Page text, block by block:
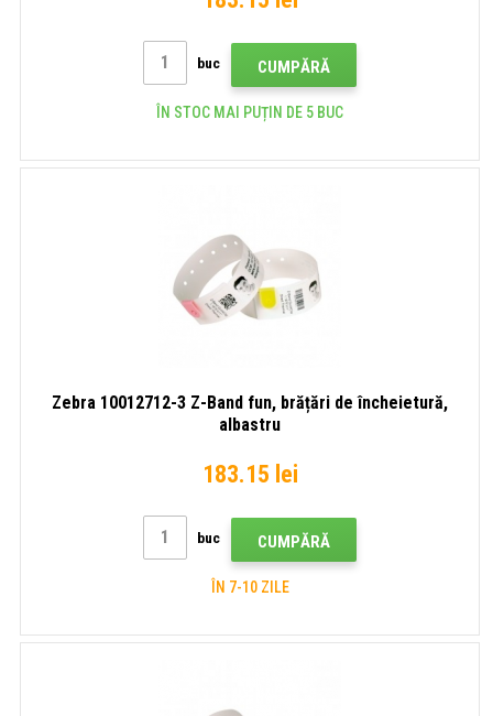
buc CUMPĂRĂ
ÎN STOC MAI PUȚIN DE 5 BUC
Zebra 10012712-3 Z-Band fun, brățări de încheietură,
albastru
183.15 lei
buc CUMPĂRĂ
ÎN 7-10 ZILE